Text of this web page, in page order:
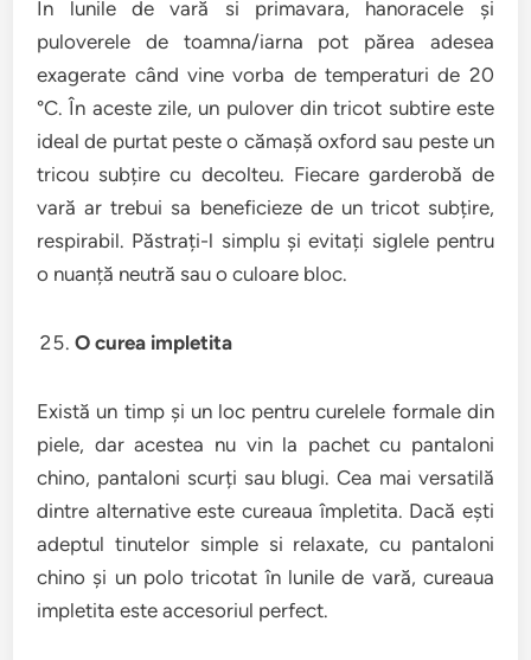
In lunile de vară si primavara, hanoracele și
puloverele de toamna/iarna pot părea adesea
exagerate când vine vorba de temperaturi de 20
°C. În aceste zile, un pulover din tricot subtire este
ideal de purtat peste o cămașă oxford sau peste un
tricou subțire cu decolteu. Fiecare garderobă de
vară ar trebui sa beneficieze de un tricot subțire,
respirabil. Păstrați-l simplu și evitați siglele pentru
o nuanță neutră sau o culoare bloc.
O curea impletita
Există un timp și un loc pentru curelele formale din
piele, dar acestea nu vin la pachet cu pantaloni
chino, pantaloni scurți sau blugi. Cea mai versatilă
dintre alternative este cureaua împletita. Dacă ești
adeptul tinutelor simple si relaxate, cu pantaloni
chino și un polo tricotat în lunile de vară, cureaua
impletita este accesoriul perfect.